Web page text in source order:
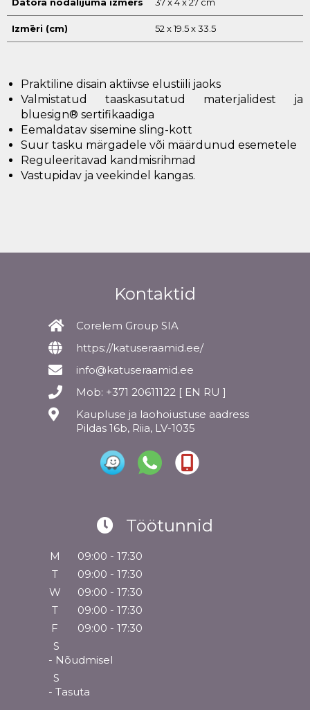
Izmēri (cm) 52 x 19.5 x 33.5
Praktiline disain aktiivse elustiili jaoks
Valmistatud taaskasutatud materjalidest ja
bluesign® sertifikaadiga
Eemaldatav sisemine sling-kott
Suur tasku märgadele või määrdunud esemetele
Reguleeritavad kandmisrihmad
Vastupidav ja veekindel kangas.
Kontaktid
Corelem Group SIA
https://katuseraamid.ee/
info@katuseraamid.ee
Mob: +371 20611122 [ EN RU ]
Kaupluse ja laohoiustuse aadress
Pildas 16b, Riia, LV-1035
Töötunnid
M
09:00 - 17:30
T
09:00 - 17:30
W
09:00 - 17:30
T
09:00 - 17:30
F
09:00 - 17:30
S
- Nõudmisel
S
- Tasuta